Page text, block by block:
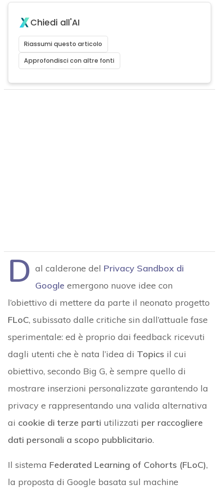
Chiedi all'AI
Riassumi questo articolo
Approfondisci con altre fonti
D al calderone del Privacy Sandbox di
Google emergono nuove idee con
l’obiettivo di mettere da parte il neonato progetto
FLoC, subissato dalle critiche sin dall’attuale fase
sperimentale: ed è proprio dai feedback ricevuti
dagli utenti che è nata l’idea di Topics il cui
obiettivo, secondo Big G, è sempre quello di
mostrare inserzioni personalizzate garantendo la
privacy e rappresentando una valida alternativa
ai cookie di terze parti utilizzati per raccogliere
dati personali a scopo pubblicitario.
Il sistema Federated Learning of Cohorts (FLoC),
la proposta di Google basata sul machine